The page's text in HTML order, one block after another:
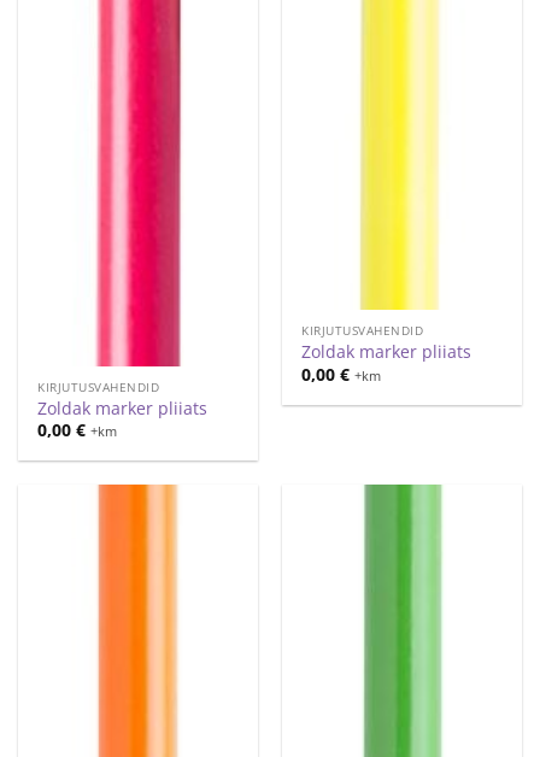
KIRJUTUSVAHENDID
Zoldak marker pliiats
0,00€ +km
KIRJUTUSVAHENDID
Zoldak marker pliiats
0,00€ +km